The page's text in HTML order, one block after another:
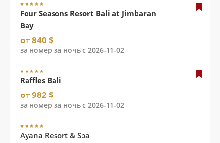
Four Seasons Resort Bali at Jimbaran
Bay
от 840 $
за номер за ночь с 2026-11-02
Raffles Bali
от 982 $
за номер за ночь с 2026-11-02
Ayana Resort & Spa